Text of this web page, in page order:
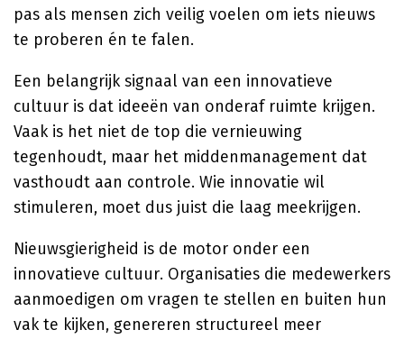
pas als mensen zich veilig voelen om iets nieuws
te proberen én te falen.
Een belangrijk signaal van een innovatieve
cultuur is dat ideeën van onderaf ruimte krijgen.
Vaak is het niet de top die vernieuwing
tegenhoudt, maar het middenmanagement dat
vasthoudt aan controle. Wie innovatie wil
stimuleren, moet dus juist die laag meekrijgen.
Nieuwsgierigheid is de motor onder een
innovatieve cultuur. Organisaties die medewerkers
aanmoedigen om vragen te stellen en buiten hun
vak te kijken, genereren structureel meer